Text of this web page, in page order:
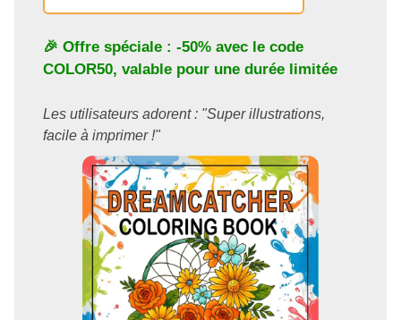
🎉 Offre spéciale : -50% avec le code
COLOR50, valable pour une durée limitée
Les utilisateurs adorent : "Super illustrations,
facile à imprimer !"